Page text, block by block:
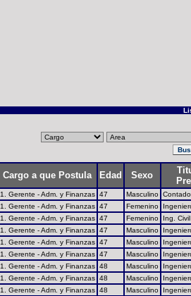
Cargo a que Postula Edad Sexo
1. Gerente - Adm. y Finanzas 47 Masculino
1. Gerente - Adm. y Finanzas 47 Femenino
1. Gerente - Adm. y Finanzas 47 Femenino
Ing.
1. Gerente - Adm. y Finanzas 47 Masculino
1. Gerente - Adm. y Finanzas 47 Masculino
1. Gerente - Adm. y Finanzas 47 Masculino
1. Gerente - Adm. y Finanzas 48 Masculino
1. Gerente - Adm. y Finanzas 48 Masculino
1. Gerente - Adm. y Finanzas 48 Masculino